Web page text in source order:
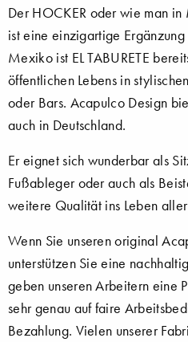
Der HOCKER oder wie man in
ist eine einzigartige
Mexiko ist EL TABURETE
öffentlichen Lebens in
oder Bars. Acapulco Design
auch in Deutschland.
Er eignet sich wunderbar als
Fußableger oder auch als
weitere Qualität ins Leben
Wenn Sie unseren original
unterstützen Sie eine
geben unseren Arbeitern eine
sehr genau auf faire
Bezahlung. Vielen unserer